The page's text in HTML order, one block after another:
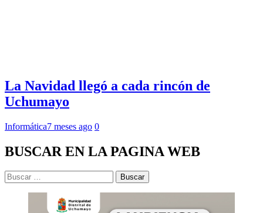
La Navidad llegó a cada rincón de
Uchumayo
Informática7 meses ago 0
BUSCAR EN LA PAGINA WEB
Buscar: